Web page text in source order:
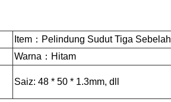
Item：Pelindung Sudut Tiga Sebelah
Warna：Hitam
Saiz: 48 * 50 * 1.3mm, dll